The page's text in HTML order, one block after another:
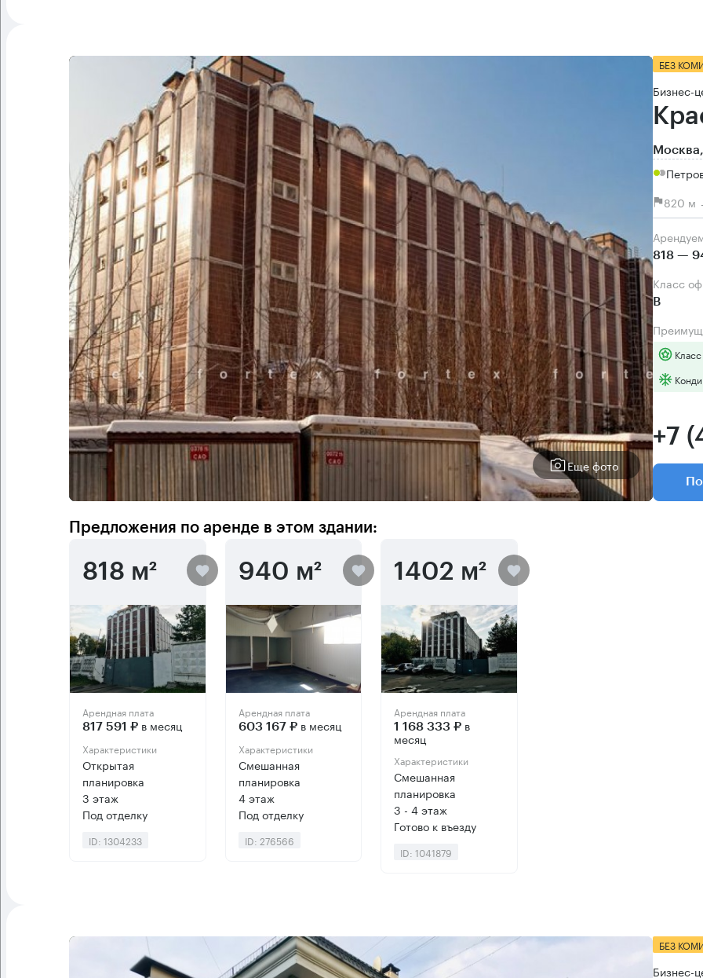
Еще фото
БЕЗ
Бизнес-
820 м
818 —
Класс
B
+7
Предложения по аренде в этом здании:
818 м²
Арендная плата
817 591 ₽ в месяц
Характеристики
Открытая
планировка
3 этаж
Под отделку
ID: 1304233
940 м²
Арендная плата
603 167 ₽в месяц
Характеристики
Смешанная
планировка
4 этаж
Под отделку
ID: 276566
1402 м²
Арендная плата
1 168 333 ₽ в
месяц
Характеристики
Смешанная
планировка
3 - 4 этаж
Готово к въезду
ID: 1041879
БЕЗ
Бизнес-